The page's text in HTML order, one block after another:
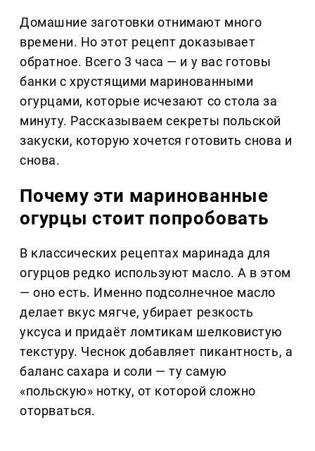
Домашние заготовки отнимают много
времени. Но этот рецепт доказывает
обратное. Всего 3 часа — и у вас готовы
банки с хрустящими маринованными
огурцами, которые исчезают со стола за
минуту. Рассказываем секреты польской
закуски, которую хочется готовить снова и
снова.
Почему эти маринованные
огурцы стоит попробовать
В классических рецептах маринада для
огурцов редко используют масло. А в этом
— оно есть. Именно подсолнечное масло
делает вкус мягче, убирает резкость
уксуса и придаёт ломтикам шелковистую
текстуру. Чеснок добавляет пикантность, а
баланс сахара и соли — ту самую
«польскую» нотку, от которой сложно
оторваться.